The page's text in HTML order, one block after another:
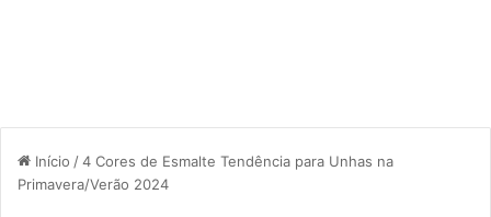
Início /4 Cores de Esmalte Tendência para Unhas na
Primavera/Verão 2024